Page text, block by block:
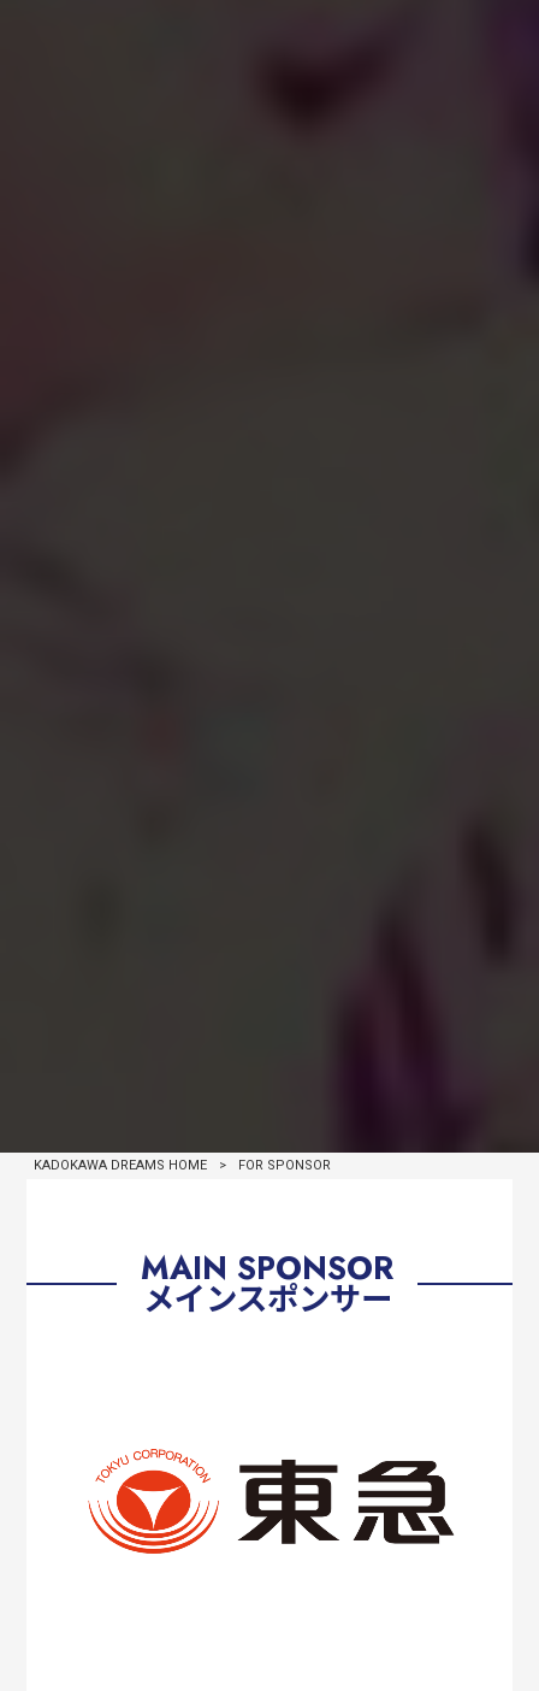
KADOKAWA DREAMS HOME > FOR SPONSOR
MAIN SPONSOR
メインスポンサー